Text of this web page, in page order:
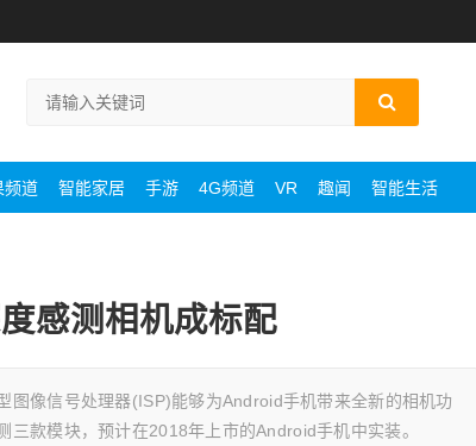
频道 智能家居 手游 4G频道 VR 趣闻 智能生活
感测相机成标配
图像信号处理器(ISP)能够为Android手机带来全新的相机功
款模块，预计在2018年上市的Android手机中实装。